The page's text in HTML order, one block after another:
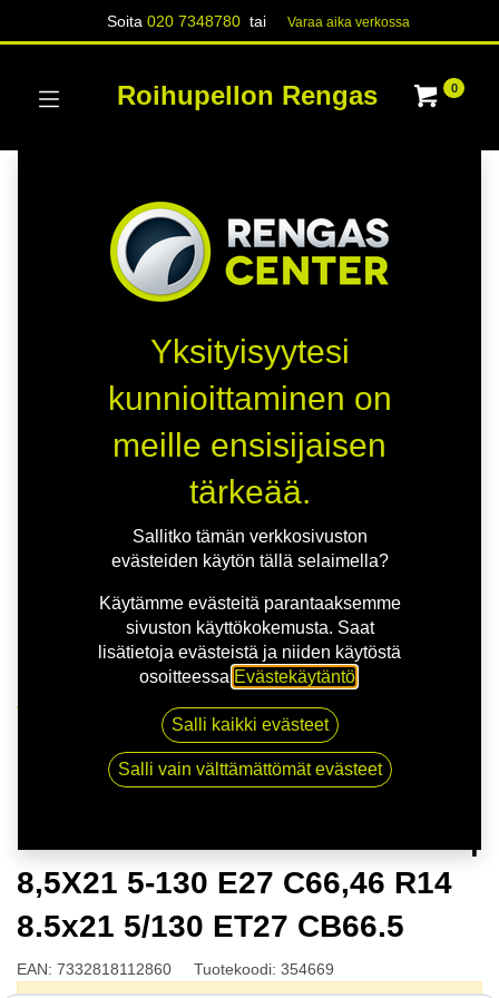
Soita020 7348780 tai Varaa aika verk​​​​ossa
Roihupellon Rengas 0
NITRO MOMENTUM FF G.BLK | 8,5X21 5-130 E27
C66,46 R14 8.5x21 5/130 ET27 CB66.5
8,5X21 5-130 E27 C66,46 R14
8.5x21 5/130 ET27 CB66.5
EAN: 7332818112860 Tuotekoodi: 354669
Yksityisyytesi
kunnioittaminen on
meille ensisijaisen
tärkeää.
Sallitko tämän verkkosivuston
evästeiden käytön tällä selaimella?
Käytämme evästeitä parantaaksemme
sivuston käyttökokemusta. Saat
lisätietoja evästeistä ja niiden käytöstä
osoitteessa Evästekäytäntö
Salli kaikki evästeet
Salli vain välttämättömät evästeet